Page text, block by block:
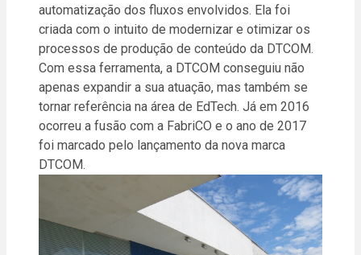
automatização dos fluxos envolvidos. Ela foi
criada com o intuito de modernizar e otimizar os
processos de produção de conteúdo da DTCOM.
Com essa ferramenta, a DTCOM conseguiu não
apenas expandir a sua atuação, mas também se
tornar referência na área de EdTech. Já em 2016
ocorreu a fusão com a FabriCO e o ano de 2017
foi marcado pelo lançamento da nova marca
DTCOM.